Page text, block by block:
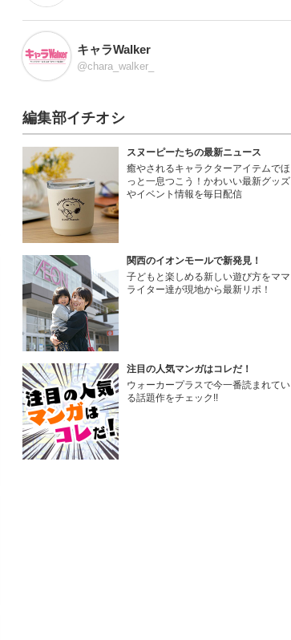
キャラWalker
@chara_walker_
編集部イチオシ
スヌーピーたちの最新ニュース
癒やされるキャラクターアイテムでほ
っと一息つこう！かわいい最新グッズ
やイベント情報を毎日配信
関西のイオンモールで新発見！
子どもと楽しめる新しい遊び方をママ
ライター達が現地から最新リポ！
注目の人気マンガはコレだ！
ウォーカープラスで今一番読まれてい
る話題作をチェック!!